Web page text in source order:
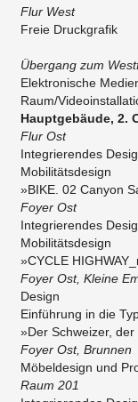
​Flur West
​Freie Druckgrafik
​Übergang zum
Elektronische
Raum/
Hauptgebäude, 2.
Flur Ost
Integrierendes
Mobilitätsdesign
»BIKE. 02 Canyon
Foyer Ost
Integrierendes
Mobilitätsdesign
»CYCLE
Foyer Ost, Kleine
Design
Einführung in die
»Der Schweizer,
Foyer Ost, Brunnen
Möbeldesign und
Raum 201